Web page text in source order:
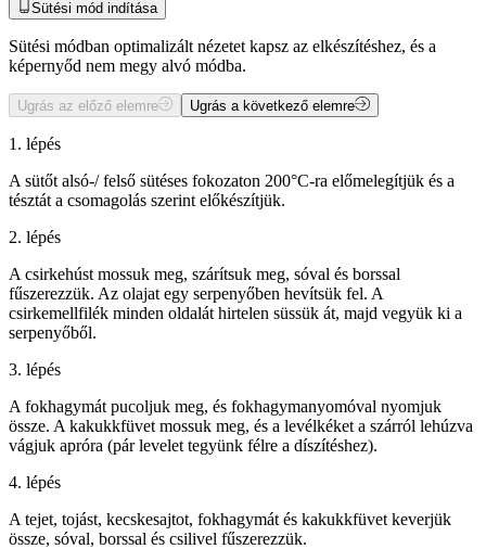
Sütési mód indítása
Sütési módban optimalizált nézetet kapsz az elkészítéshez, és a
képernyőd nem megy alvó módba.
Ugrás az előző elemre Ugrás a következő elemre
1. lépés
A sütőt alsó-/ felső sütéses fokozaton 200°C-ra előmelegítjük és a
tésztát a csomagolás szerint előkészítjük.
2. lépés
A csirkehúst mossuk meg, szárítsuk meg, sóval és borssal
fűszerezzük. Az olajat egy serpenyőben hevítsük fel. A
csirkemellfilék minden oldalát hirtelen süssük át, majd vegyük ki a
serpenyőből.
3. lépés
A fokhagymát pucoljuk meg, és fokhagymanyomóval nyomjuk
össze. A kakukkfüvet mossuk meg, és a levélkéket a szárról lehúzva
vágjuk apróra (pár levelet tegyünk félre a díszítéshez).
4. lépés
A tejet, tojást, kecskesajtot, fokhagymát és kakukkfüvet keverjük
össze, sóval, borssal és csilivel fűszerezzük.